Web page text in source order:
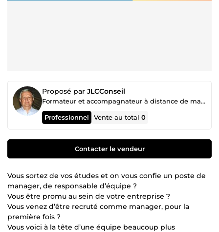
Proposé par JLCConseil
Formateur et accompagnateur à distance de manager
Professionnel Vente au total0
Contacter le vendeur
Vous sortez de vos études et on vous confie un poste de
manager, de responsable d’équipe ?
Vous être promu au sein de votre entreprise ?
Vous venez d’être recruté comme manager, pour la
première fois ?
Vous voici à la tête d’une équipe beaucoup plus